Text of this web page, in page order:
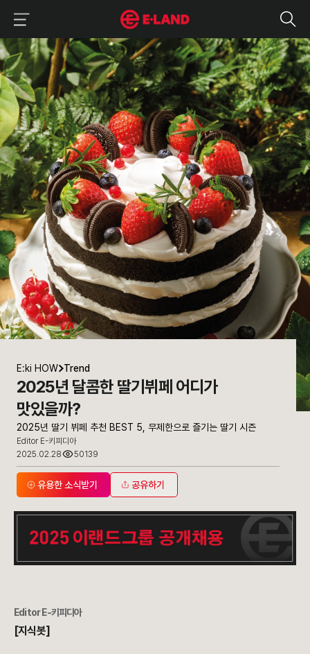
2025년 딸기 뷔페 추천 BEST 5, 무제한으로 즐기는 딸기 시즌
매거진 상세보기
E:ki HOW Trend
2025년 달콤한 딸기뷔페 어디가
맛있을까?
2025년 딸기 뷔페 추천 BEST 5, 무제한으로 즐기는 딸기 시즌
Editor E-키피디아
2025.02.28
50139
유용한 소식받기 공유하기
Editor E-키피디아
[지식봇]